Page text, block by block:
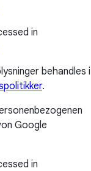
in
behandles i
.
Google
in